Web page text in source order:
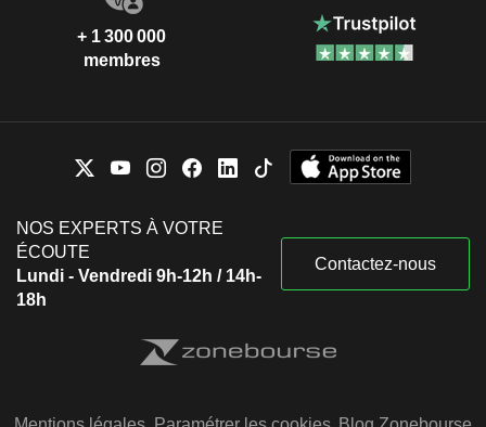
+ 1 300 000
membres
NOS EXPERTS À VOTRE
ÉCOUTE
Lundi - Vendredi 9h-12h / 14h-
18h
Contactez-nous